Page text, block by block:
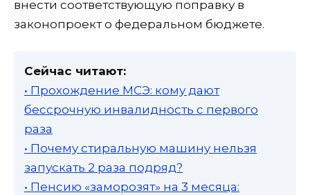
внести соответствующую поправку в
законопроект о федеральном бюджете.
Сейчас читают:
• Прохождение МСЭ: кому дают
бессрочную инвалидность с первого
раза
• Почему стиральную машину нельзя
запускать 2 раза подряд?
• Пенсию «заморозят» на 3 месяца: